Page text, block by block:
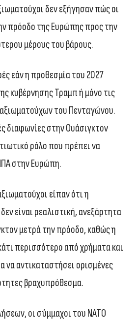
δεν εξήγησαν πώς οι
πρόοδο της Ευρώπης προς την
μέρους του βάρους.
εάν η προθεσμία του 2027
κυβέρνησης Τραμπ ή μόνο τις
του Πενταγώνου.
διαφωνίες στην Ουάσιγκτον
ρόλο που πρέπει να
στην Ευρώπη.
είπαν ότι η
είναι ρεαλιστική, ανεξάρτητα
μετρά την πρόοδο, καθώς η
περισσότερο από χρήματα και
να αντικαταστήσει ορισμένες
βραχυπρόθεσμα.
οι σύμμαχοι του ΝΑΤΟ